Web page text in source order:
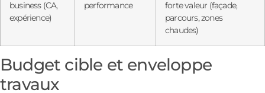
business (CA,
expérience)
performance
forte valeur (façade,
parcours, zones
chaudes)
Budget cible et enveloppe
travaux